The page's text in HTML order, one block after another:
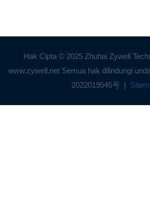
Hak Cipta © 2025 Zhuhai Zywell
www.zywell.net Semua hak dilindungi
2022019545号 |